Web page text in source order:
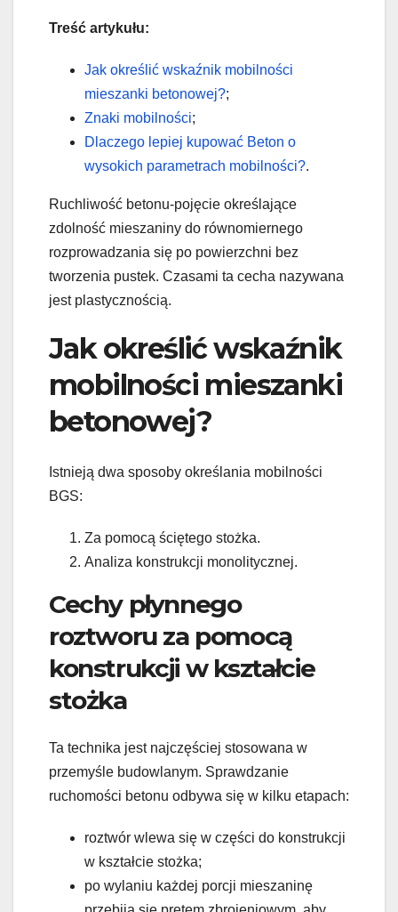
Treść artykułu:
Jak określić wskaźnik mobilności
mieszanki betonowej?;
Znaki mobilności;
Dlaczego lepiej kupować Beton o
wysokich parametrach mobilności?.
Ruchliwość betonu-pojęcie określające
zdolność mieszaniny do równomiernego
rozprowadzania się po powierzchni bez
tworzenia pustek. Czasami ta cecha nazywana
jest plastycznością.
Jak określić wskaźnik
mobilności mieszanki
betonowej?
Istnieją dwa sposoby określania mobilności
BGS:
Za pomocą ściętego stożka.
Analiza konstrukcji monolitycznej.
Cechy płynnego
roztworu za pomocą
konstrukcji w kształcie
stożka
Ta technika jest najczęściej stosowana w
przemyśle budowlanym. Sprawdzanie
ruchomości betonu odbywa się w kilku etapach:
roztwór wlewa się w części do konstrukcji
w kształcie stożka;
po wylaniu każdej porcji mieszaninę